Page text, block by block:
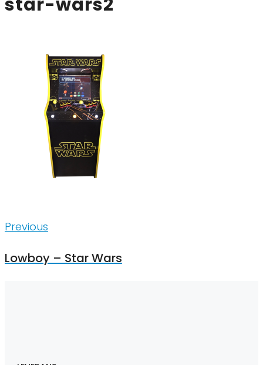
Inläggsnavigering
Previous
Previous
Lowboy – Star Wars